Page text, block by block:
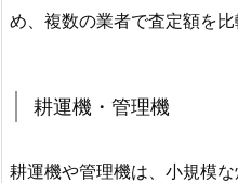
め、複数の業者で査定額を比
耕運機・管理機
耕運機や管理機は、小規模